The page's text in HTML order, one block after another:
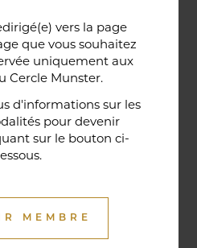
vers la page
que vous souhaitez
uniquement aux
Cercle Munster.
d'informations sur les
pour devenir
sur le bouton ci-
MEMBRE
relie le bar au restaurant ;
la tradition du bien-
l'accueil chaleureux qui
de l'établissement. Ce
a été entièrement
Notre chef vous propose